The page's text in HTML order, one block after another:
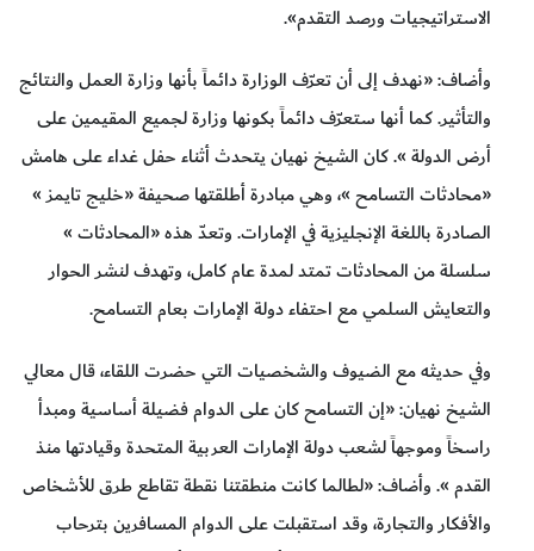
الاستراتيجيات ورصد التقدم».
وأضاف: «نهدف إلى أن تعرّف الوزارة دائماً بأنها وزارة العمل والنتائج
والتأثير. كما أنها ستعرّف دائماً بكونها وزارة لجميع المقيمين على
أرض الدولة ». كان الشيخ نهيان يتحدث أثناء حفل غداء على هامش
«محادثات التسامح »، وهي مبادرة أطلقتها صحيفة «خليج تايمز »
الصادرة باللغة الإنجليزية في الإمارات. وتعدّ هذه «المحادثات »
سلسلة من المحادثات تمتد لمدة عام كامل، وتهدف لنشر الحوار
والتعايش السلمي مع احتفاء دولة الإمارات بعام التسامح.
وفي حديثه مع الضيوف والشخصيات التي حضرت اللقاء، قال معالي
الشيخ نهيان: «إن التسامح كان على الدوام فضيلة أساسية ومبدأ
راسخاً وموجهاً لشعب دولة الإمارات العربية المتحدة وقيادتها منذ
القدم ». وأضاف: «لطالما كانت منطقتنا نقطة تقاطع طرق للأشخاص
والأفكار والتجارة، وقد استقبلت على الدوام المسافرين بترحاب